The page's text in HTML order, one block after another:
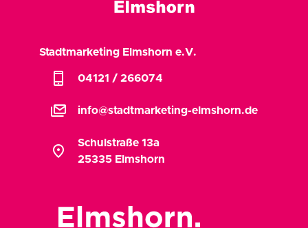
Stadtmarketing Elmshorn e.V.
phone_iphone 04121 / 266074
stacked_email info@stadtmarketing-elmshorn.de
location_on
Schulstraße 13a
25335 Elmshorn